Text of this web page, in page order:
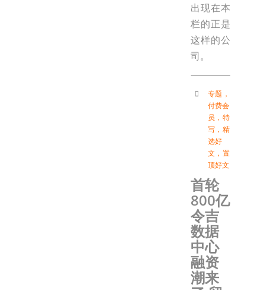
出现在本
栏的正是
这样的公
司。
专题 ，
付费会
员 ， 特
写 ， 精
选好
文 ， 置
顶好文
首轮
800亿
令吉
数据
中心
融资
潮来